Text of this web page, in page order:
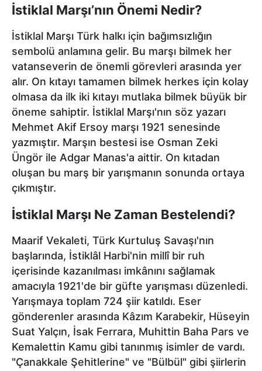
İstiklal Marşı’nın Önemi Nedir?
İstiklal Marşı Türk halkı için bağımsızlığın
sembolü anlamına gelir. Bu marşı bilmek her
vatanseverin de önemli görevleri arasında yer
alır. On kıtayı tamamen bilmek herkes için kolay
olmasa da ilk iki kıtayı mutlaka bilmek büyük bir
öneme sahiptir. İstiklal Marşı'nın söz yazarı
Mehmet Akif Ersoy marşı 1921 senesinde
yazmıştır. Marşın bestesi ise Osman Zeki
Üngör ile Adgar Manas'a aittir. On kıtadan
oluşan bu marş bir yarışmanın sonunda ortaya
çıkmıştır.
İstiklal Marşı Ne Zaman Bestelendi?
Maarif Vekaleti, Türk Kurtuluş Savaşı'nın
başlarında, İstiklâl Harbi'nin millî bir ruh
içerisinde kazanılması imkânını sağlamak
amacıyla 1921'de bir güfte yarışması düzenledi.
Yarışmaya toplam 724 şiir katıldı. Eser
gönderenler arasında Kâzım Karabekir, Hüseyin
Suat Yalçın, İsak Ferrara, Muhittin Baha Pars ve
Kemalettin Kamu gibi tanınmış isimler de vardı.
"Çanakkale Şehitlerine" ve "Bülbül" gibi şiirlerin